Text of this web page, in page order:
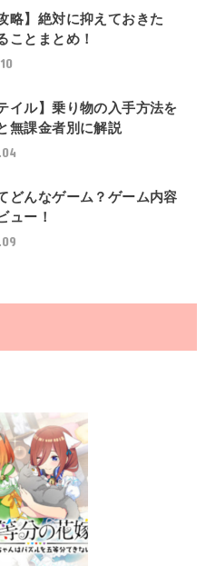
略】絶対に抑えておきた
ことまとめ！
イル】乗り物の入手方法を
無課金者別に解説
どんなゲーム？ゲーム内容
ュー！